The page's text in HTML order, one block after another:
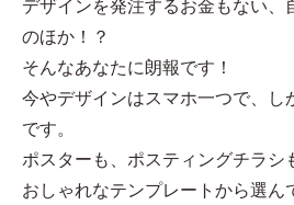
デザインを発注するお金もない、
のほか！？
そんなあなたに朗報です！
今やデザインはスマホ一つで、し
です。
ポスターも、ポスティングチラシ
おしゃれなテンプレートから選ん